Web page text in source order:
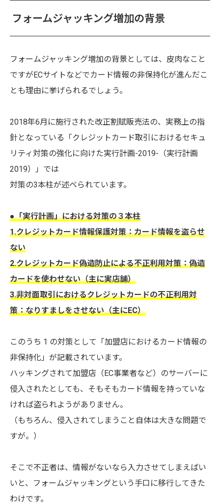
フォームジャッキング増加の背景
フォームジャッキング増加の背景としては、皮肉なこと
ですがECサイトなどでカード情報の非保持化が進んだこ
とも理由に挙げられるでしょう。
2018年6月に施行された改正割賦販売法の、実務上の指
針となっている「クレジットカード取引におけるセキュ
リティ対策の強化に向けた実行計画-2019-（実行計画
2019）」では
対策の3本柱が述べられています。
●「実行計画」における対策の３本柱
1.クレジットカード情報保護対策：カード情報を盗らせ
ない
2.クレジットカード偽造防止による不正利用対策：偽造
カードを使わせない（主に実店舗）
3.非対面取引におけるクレジットカードの不正利用対
策：なりすましをさせない（主にEC）
このうち 1 の対策として「加盟店におけるカード情報の
非保持化」が記載されています。
ハッキングされて加盟店（EC事業者など）のサーバーに
侵入されたとしても、そもそもカード情報を持っていな
ければ盗られようがありません。
（もちろん、侵入されてしまうこと自体は大きな問題で
すが。）
そこで不正者は、情報がないなら入力させてしまえばい
いと、フォームジャッキングという手口に移行してきた
わけです。